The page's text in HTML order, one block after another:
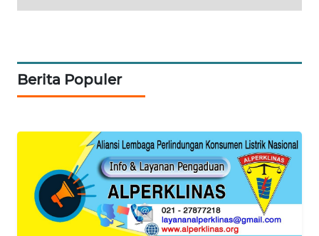
Berita Populer
MKLI
KOPEKLIN